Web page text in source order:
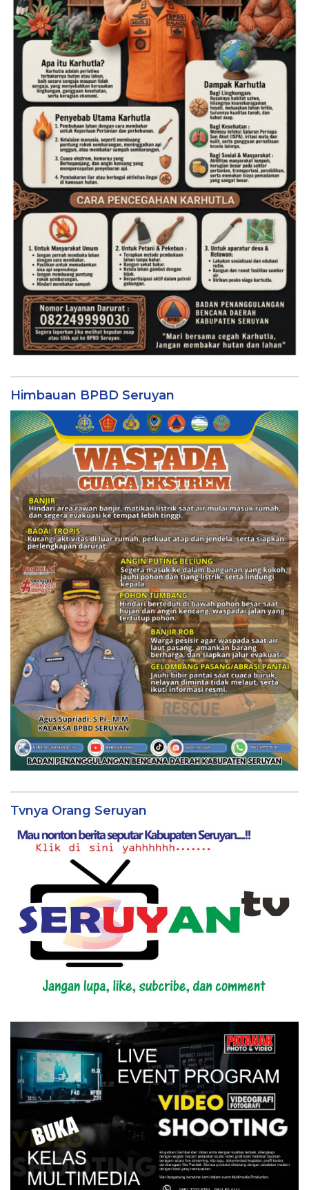
Himbauan BPBD Seruyan
Tvnya Orang Seruyan